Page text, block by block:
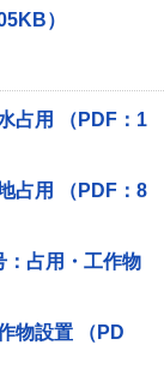
）
占用 （PDF：1
占用 （PDF：8
：占用・工作物
物設置 （PD